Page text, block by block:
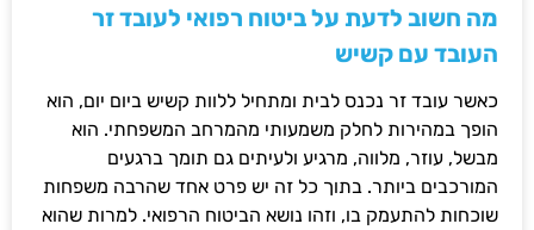
מה חשוב לדעת על ביטוח רפואי לעובד זר
העובד עם קשיש
כאשר עובד זר נכנס לבית ומתחיל ללוות קשיש ביום יום, הוא
הופך במהירות לחלק משמעותי מהמרחב המשפחתי. הוא
מבשל, עוזר, מלווה, מרגיע ולעיתים גם תומך ברגעים
המורכבים ביותר. בתוך כל זה יש פרט אחד שהרבה משפחות
שוכחות להתעמק בו, וזהו נושא הביטוח הרפואי. למרות שהוא